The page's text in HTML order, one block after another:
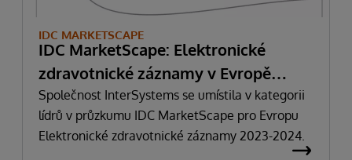
IDC MARKETSCAPE
IDC MarketScape: Elektronické
zdravotnické záznamy v Evropě
2023-2024
Společnost InterSystems se umístila v kategorii
lídrů v průzkumu IDC MarketScape pro Evropu
Elektronické zdravotnické záznamy 2023-2024.